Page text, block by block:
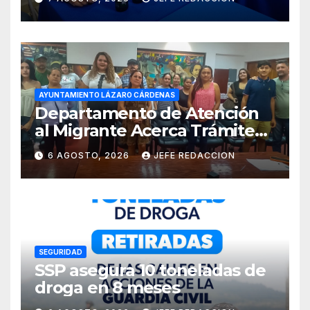
Costa de Michoacán 2026
AYUNTAMIENTO LÁZARO CÁRDENAS
Departamento de Atención
al Migrante Acerca Trámite
de Pasaportes
Estadounidenses a
Residentes de Lázaro
Cárdenas
6 AGOSTO, 2026 JEFE REDACCION
SEGURIDAD
SSP asegura 10 toneladas de
droga en 8 meses